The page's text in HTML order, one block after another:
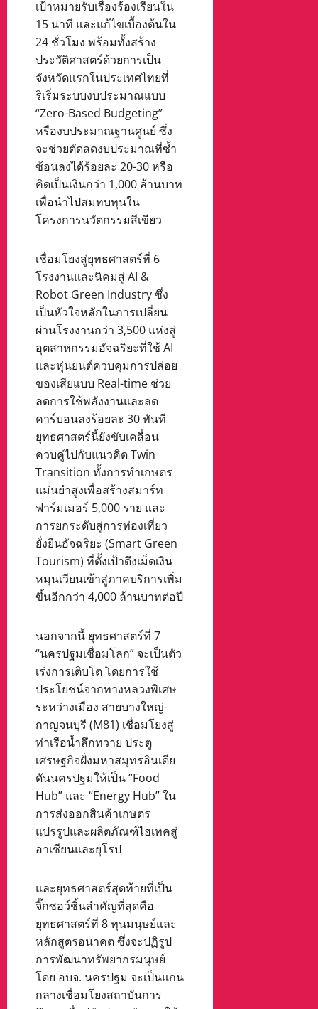
เป้าหมายรับเรื่องร้องเรียนใน
15 นาที และแก้ไขเบื้องต้นใน
24 ชั่วโมง พร้อมทั้งสร้าง
ประวัติศาสตร์ด้วยการเป็น
จังหวัดแรกในประเทศไทยที่
ริเริ่มระบบงบประมาณแบบ
“Zero-Based Budgeting”
หรืองบประมาณฐานศูนย์ ซึ่ง
จะช่วยตัดลดงบประมาณที่ซ้ำ
ซ้อนลงได้ร้อยละ 20-30 หรือ
คิดเป็นเงินกว่า 1,000 ล้านบาท
เพื่อนำไปสมทบทุนใน
โครงการนวัตกรรมสีเขียว
เชื่อมโยงสู่ยุทธศาสตร์ที่ 6
โรงงานและนิคมสู่ AI &
Robot Green Industry ซึ่ง
เป็นหัวใจหลักในการเปลี่ยน
ผ่านโรงงานกว่า 3,500 แห่งสู่
อุตสาหกรรมอัจฉริยะที่ใช้ AI
และหุ่นยนต์ควบคุมการปล่อย
ของเสียแบบ Real-time ช่วย
ลดการใช้พลังงานและลด
คาร์บอนลงร้อยละ 30 ทันที
ยุทธศาสตร์นี้ยังขับเคลื่อน
ควบคู่ไปกับแนวคิด Twin
Transition ทั้งการทำเกษตร
แม่นยำสูงเพื่อสร้างสมาร์ท
ฟาร์มเมอร์ 5,000 ราย และ
การยกระดับสู่การท่องเที่ยว
ยั่งยืนอัจฉริยะ (Smart Green
Tourism) ที่ตั้งเป้าดึงเม็ดเงิน
หมุนเวียนเข้าสู่ภาคบริการเพิ่ม
ขึ้นอีกกว่า 4,000 ล้านบาทต่อปี
นอกจากนี้ ยุทธศาสตร์ที่ 7
“นครปฐมเชื่อมโลก” จะเป็นตัว
เร่งการเติบโต โดยการใช้
ประโยชน์จากทางหลวงพิเศษ
ระหว่างเมือง สายบางใหญ่-
กาญจนบุรี (M81) เชื่อมโยงสู่
ท่าเรือน้ำลึกทวาย ประตู
เศรษฐกิจฝั่งมหาสมุทรอินเดีย
ดันนครปฐมให้เป็น “Food
Hub” และ “Energy Hub” ใน
การส่งออกสินค้าเกษตร
แปรรูปและผลิตภัณฑ์ไฮเทคสู่
อาเซียนและยุโรป
และยุทธศาสตร์สุดท้ายที่เป็น
จิ๊กซอว์ชิ้นสำคัญที่สุดคือ
ยุทธศาสตร์ที่ 8 ทุนมนุษย์และ
หลักสูตรอนาคต ซึ่งจะปฏิรูป
การพัฒนาทรัพยากรมนุษย์
โดย อบจ. นครปฐม จะเป็นแกน
กลางเชื่อมโยงสถาบันการ